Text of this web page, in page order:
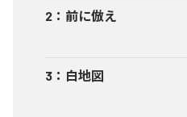
2 ： 前に倣え
3 ： 白地図